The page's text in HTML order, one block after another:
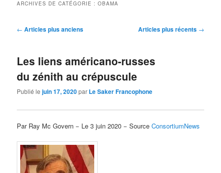
ARCHIVES DE CATÉGORIE :OBAMA
Navigation
← Articles plus anciens Articles plus récents →
Les liens américano-russes
du zénith au crépuscule
Publié lejuin 17, 2020par Le Saker Francophone
Par Ray Mc Govern − Le 3 juin 2020 − SourceConsortiumNews